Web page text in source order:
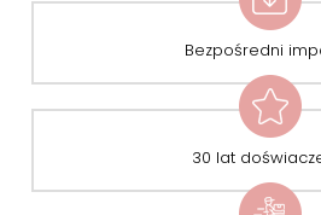
Bezpośredni
30 lat